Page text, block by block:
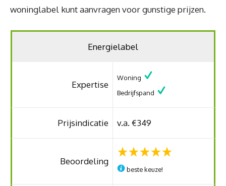
woninglabel kunt aanvragen voor gunstige prijzen.
Energielabel
Expertise
Woning
Bedrijfspand
Prijsindicatie v.a. €349
Beoordeling
beste keuze!